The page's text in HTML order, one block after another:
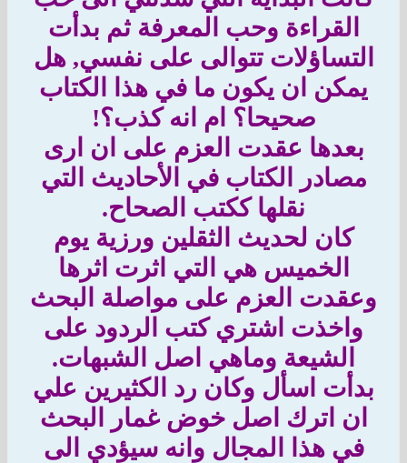
القراءة وحب المعرفة ثم بدأت
التساؤلات تتوالى على نفسي, هل
يمكن ان يكون ما في هذا الكتاب
صحيحا؟ ام انه كذب؟!
بعدها عقدت العزم على ان ارى
مصادر الكتاب في الأحاديث التي
نقلها ككتب الصحاح.
كان لحديث الثقلين ورزية يوم
الخميس هي التي اثرت اثرها
وعقدت العزم على مواصلة البحث
واخذت اشتري كتب الردود على
الشيعة وماهي اصل الشبهات.
بدأت اسأل وكان رد الكثيرين علي
ان اترك اصل خوض غمار البحث
في هذا المجال وانه سيؤدي الى